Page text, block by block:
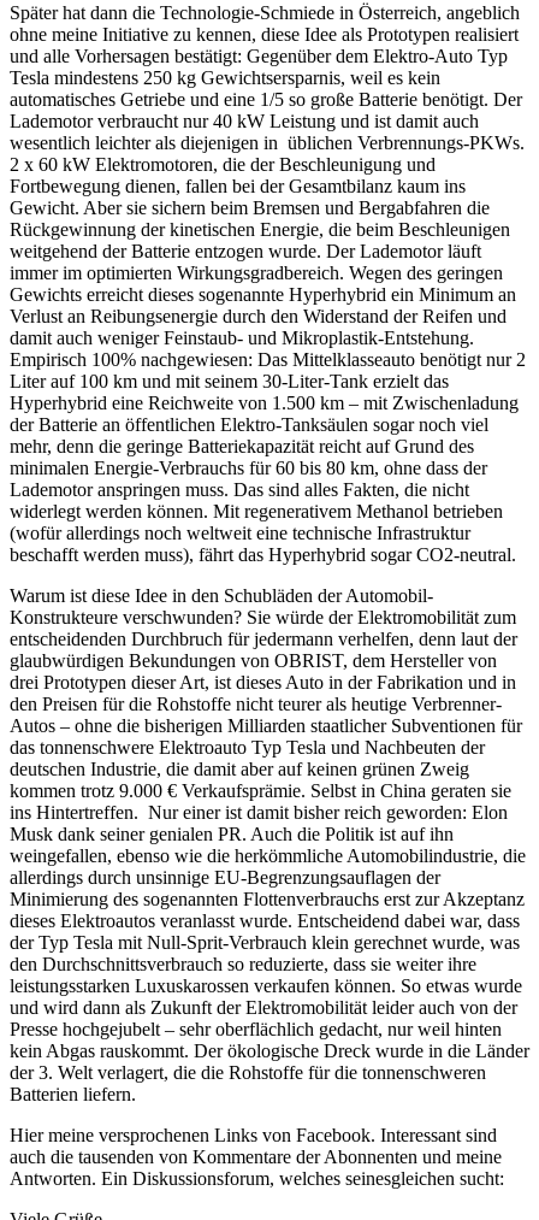
Später hat dann die Technologie-Schmiede in Österreich, angeblich
ohne meine Initiative zu kennen, diese Idee als Prototypen realisiert
und alle Vorhersagen bestätigt: Gegenüber dem Elektro-Auto Typ
Tesla mindestens 250 kg Gewichtsersparnis, weil es kein
automatisches Getriebe und eine 1/5 so große Batterie benötigt. Der
Lademotor verbraucht nur 40 kW Leistung und ist damit auch
wesentlich leichter als diejenigen in üblichen Verbrennungs-PKWs.
2 x 60 kW Elektromotoren, die der Beschleunigung und
Fortbewegung dienen, fallen bei der Gesamtbilanz kaum ins
Gewicht. Aber sie sichern beim Bremsen und Bergabfahren die
Rückgewinnung der kinetischen Energie, die beim Beschleunigen
weitgehend der Batterie entzogen wurde. Der Lademotor läuft
immer im optimierten Wirkungsgradbereich. Wegen des geringen
Gewichts erreicht dieses sogenannte Hyperhybrid ein Minimum an
Verlust an Reibungsenergie durch den Widerstand der Reifen und
damit auch weniger Feinstaub- und Mikroplastik-Entstehung.
Empirisch 100% nachgewiesen: Das Mittelklasseauto benötigt nur 2
Liter auf 100 km und mit seinem 30-Liter-Tank erzielt das
Hyperhybrid eine Reichweite von 1.500 km – mit Zwischenladung
der Batterie an öffentlichen Elektro-Tanksäulen sogar noch viel
mehr, denn die geringe Batteriekapazität reicht auf Grund des
minimalen Energie-Verbrauchs für 60 bis 80 km, ohne dass der
Lademotor anspringen muss. Das sind alles Fakten, die nicht
widerlegt werden können. Mit regenerativem Methanol betrieben
(wofür allerdings noch weltweit eine technische Infrastruktur
beschafft werden muss), fährt das Hyperhybrid sogar CO2-neutral.
Warum ist diese Idee in den Schubläden der Automobil-
Konstrukteure verschwunden? Sie würde der Elektromobilität zum
entscheidenden Durchbruch für jedermann verhelfen, denn laut der
glaubwürdigen Bekundungen von OBRIST, dem Hersteller von
drei Prototypen dieser Art, ist dieses Auto in der Fabrikation und in
den Preisen für die Rohstoffe nicht teurer als heutige Verbrenner-
Autos – ohne die bisherigen Milliarden staatlicher Subventionen für
das tonnenschwere Elektroauto Typ Tesla und Nachbeuten der
deutschen Industrie, die damit aber auf keinen grünen Zweig
kommen trotz 9.000 € Verkaufsprämie. Selbst in China geraten sie
ins Hintertreffen. Nur einer ist damit bisher reich geworden: Elon
Musk dank seiner genialen PR. Auch die Politik ist auf ihn
weingefallen, ebenso wie die herkömmliche Automobilindustrie, die
allerdings durch unsinnige EU-Begrenzungsauflagen der
Minimierung des sogenannten Flottenverbrauchs erst zur Akzeptanz
dieses Elektroautos veranlasst wurde. Entscheidend dabei war, dass
der Typ Tesla mit Null-Sprit-Verbrauch klein gerechnet wurde, was
den Durchschnittsverbrauch so reduzierte, dass sie weiter ihre
leistungsstarken Luxuskarossen verkaufen können. So etwas wurde
und wird dann als Zukunft der Elektromobilität leider auch von der
Presse hochgejubelt – sehr oberflächlich gedacht, nur weil hinten
kein Abgas rauskommt. Der ökologische Dreck wurde in die Länder
der 3. Welt verlagert, die die Rohstoffe für die tonnenschweren
Batterien liefern.
Hier meine versprochenen Links von Facebook. Interessant sind
auch die tausenden von Kommentare der Abonnenten und meine
Antworten. Ein Diskussionsforum, welches seinesgleichen sucht: